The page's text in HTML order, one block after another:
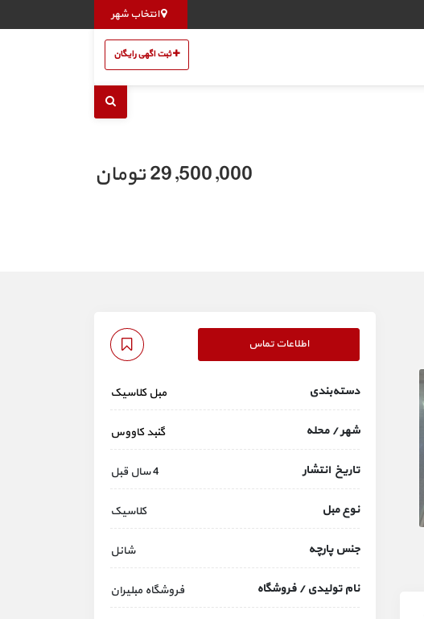
انتخاب شهر
ثبت اگهی رایگان
29,500,000 تومان
اطلاعات تماس
دسته‌بندی مبل کلاسیک
شهر / محله گنبد کاووس
تاریخ انتشار 4 سال قبل
نوع مبل کلاسیک
جنس پارچه شانل
نام تولیدی / فروشگاه فروشگاه مبلیران